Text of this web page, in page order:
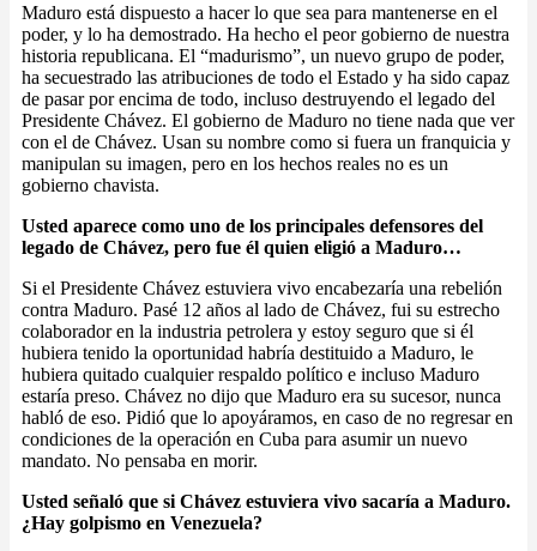
Maduro está dispuesto a hacer lo que sea para mantenerse en el
poder, y lo ha demostrado. Ha hecho el peor gobierno de nuestra
historia republicana. El “madurismo”, un nuevo grupo de poder,
ha secuestrado las atribuciones de todo el Estado y ha sido capaz
de pasar por encima de todo, incluso destruyendo el legado del
Presidente Chávez. El gobierno de Maduro no tiene nada que ver
con el de Chávez. Usan su nombre como si fuera un franquicia y
manipulan su imagen, pero en los hechos reales no es un
gobierno chavista.
Usted aparece como uno de los principales defensores del
legado de Chávez, pero fue él quien eligió a Maduro…
Si el Presidente Chávez estuviera vivo encabezaría una rebelión
contra Maduro. Pasé 12 años al lado de Chávez, fui su estrecho
colaborador en la industria petrolera y estoy seguro que si él
hubiera tenido la oportunidad habría destituido a Maduro, le
hubiera quitado cualquier respaldo político e incluso Maduro
estaría preso. Chávez no dijo que Maduro era su sucesor, nunca
habló de eso. Pidió que lo apoyáramos, en caso de no regresar en
condiciones de la operación en Cuba para asumir un nuevo
mandato. No pensaba en morir.
Usted señaló que si Chávez estuviera vivo sacaría a Maduro.
¿Hay golpismo en Venezuela?